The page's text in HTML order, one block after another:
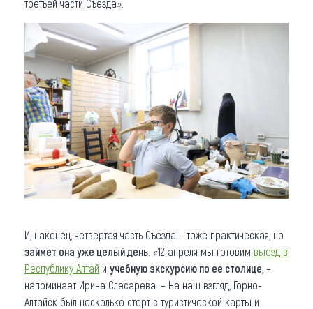
третьей части Съезда».
И, наконец, четвертая часть Съезда – тоже практическая, но
займет она уже целый день . «12 апреля мы готовим выезд в
Республику Алтай и учебную экскурсию по ее столице , –
напоминает Ирина Слесарева. – На наш взгляд, Горно-
Алтайск был несколько стерт с туристической карты и